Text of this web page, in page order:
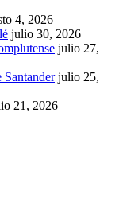
4, 2026
julio 30, 2026
julio 27,
julio 25,
21, 2026